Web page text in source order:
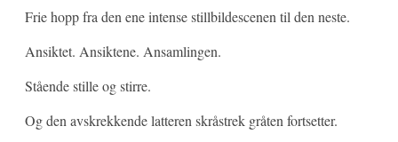
Frie hopp fra den ene intense stillbildescenen til den neste.
Ansiktet. Ansiktene. Ansamlingen.
Stående stille og stirre.
Og den avskrekkende latteren skråstrek gråten fortsetter.